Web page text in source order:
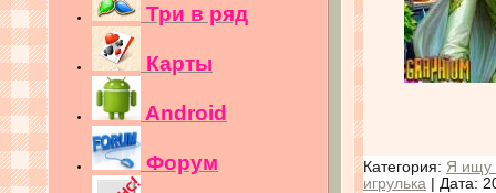
Три в ряд
Карты
Android
Форум Категория: Я ищу
игрулька | Дата: